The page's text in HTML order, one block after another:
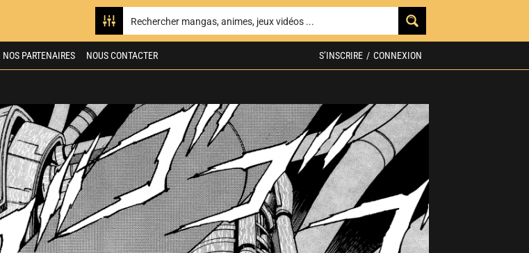
NOS PARTENAIRES NOUS CONTACTER S’INSCRIRE / CONNEXION